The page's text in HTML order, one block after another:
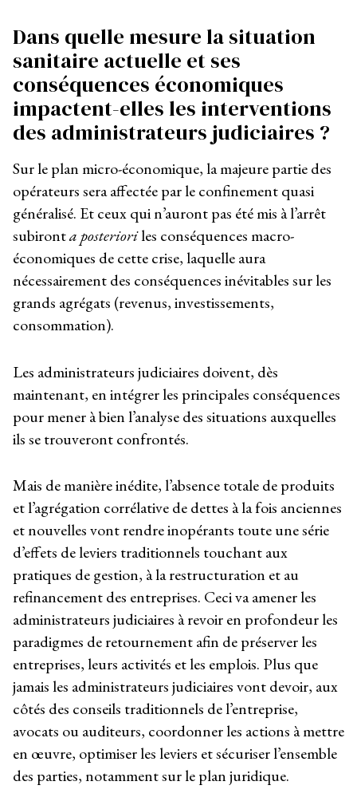
Dans quelle mesure la situation
sanitaire actuelle et ses
conséquences économiques
impactent-elles les interventions
des administrateurs judiciaires ?
Sur le plan micro-économique, la majeure partie des
opérateurs sera affectée par le confinement quasi
généralisé. Et ceux qui n’auront pas été mis à l’arrêt
subironta posterioriles conséquences macro-
économiques de cette crise, laquelle aura
nécessairement des conséquences inévitables sur les
grands agrégats (revenus, investissements,
consommation).
Les administrateurs judiciaires doivent, dès
maintenant, en intégrer les principales conséquences
pour mener à bien l’analyse des situations auxquelles
ils se trouveront confrontés.
Mais de manière inédite, l’absence totale de produits
et l’agrégation corrélative de dettes à la fois anciennes
et nouvelles vont rendre inopérants toute une série
d’effets de leviers traditionnels touchant aux
pratiques de gestion, à la restructuration et au
refinancement des entreprises. Ceci va amener les
administrateurs judiciaires à revoir en profondeur les
paradigmes de retournement afin de préserver les
entreprises, leurs activités et les emplois. Plus que
jamais les administrateurs judiciaires vont devoir, aux
côtés des conseils traditionnels de l’entreprise,
avocats ou auditeurs, coordonner les actions à mettre
en œuvre, optimiser les leviers et sécuriser l’ensemble
des parties, notamment sur le plan juridique.